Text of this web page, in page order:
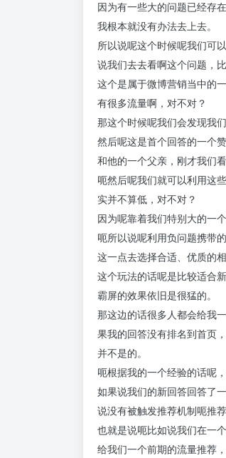
因为有一些大的问题已经存
我根本就没有办法去上去。
所以说呢这个时候呢我们可
说我们去去看啊这个问题，
这个是属于微博营销当中的
有很多流量啊，对不对？
那这个时候呢我们会发现我
然后呢这是首个回答的一个
和他的一个父亲，刚才我们
呃然后呢我们就可以利用这
实并不算低，对不对？
因为呢靠着我们特别大的一
呃所以说呢利用负问题携带
这一点去选择合适、优质的
这个玩法的话呢是比较适合
霸屏的效果依旧是很猛的。
那这边的话很多人都会给我
果我的回答没有排名到首页
并不是的。
呃根据我的一个经验的话呢
如果说我们的新回答回答了
说没有被触发推荐机制呃推
也就是说呃比如说我们在一
给我们一个前期的流量推荐